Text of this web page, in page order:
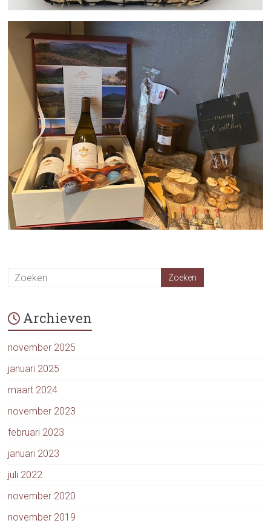
Archieven
november 2025
januari 2025
maart 2024
november 2023
februari 2023
januari 2023
juli 2022
november 2020
november 2019